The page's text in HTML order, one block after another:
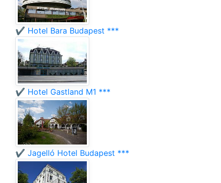
✔️ Hotel Bara Budapest ***
✔️ Hotel Gastland M1 ***
✔️ Jagelló Hotel Budapest ***